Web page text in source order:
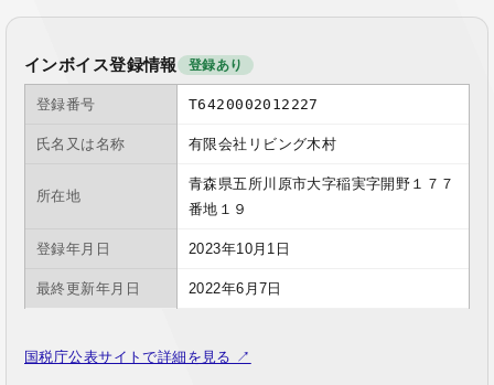
インボイス登録情報 登録あり
登録番号 T6420002012227
氏名又は名称 有限会社リビング木村
所在地
青森県五所川原市大字稲実字開野１７７
番地１９
登録年月日 2023年10月1日
最終更新年月日 2022年6月7日
国税庁公表サイトで詳細を見る ↗